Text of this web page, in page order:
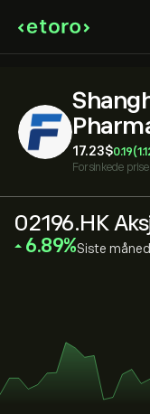
17.23‎$‎0.19
Forsinkede
02196.HK
‎6.89‎ Siste måned